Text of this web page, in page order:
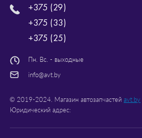
+375 (29)
+375 (33)
+375 (25)
Пн. Вс. - выходные
info@avt.by
© 2019-2024. Магазин автозапчастей avt.by
Юридический адрес: